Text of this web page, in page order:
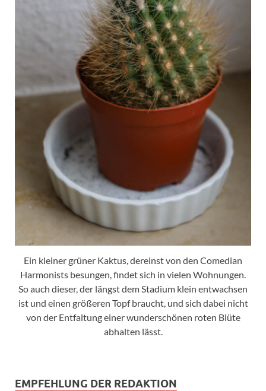
Ein kleiner grüner Kaktus, dereinst von den Comedian
Harmonists besungen, findet sich in vielen Wohnungen.
So auch dieser, der längst dem Stadium klein entwachsen
ist und einen größeren Topf braucht, und sich dabei nicht
von der Entfaltung einer wunderschönen roten Blüte
abhalten lässt.
EMPFEHLUNG DER REDAKTION